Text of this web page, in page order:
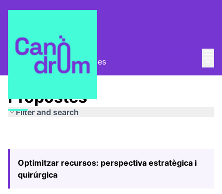
Pla Estratègic Propostes
Propostes
Filter and search
Optimitzar recursos: perspectiva estratègica i
quirúrgica